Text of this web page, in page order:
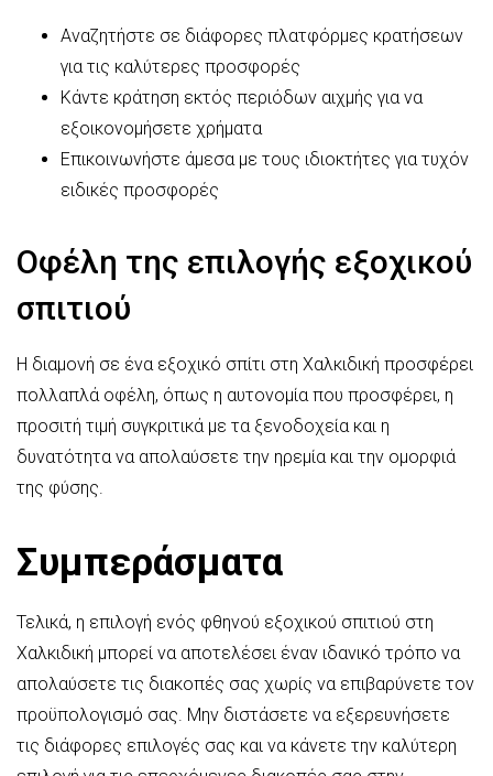
Αναζητήστε σε διάφορες πλατφόρμες κρατήσεων
για τις καλύτερες προσφορές
Κάντε κράτηση εκτός περιόδων αιχμής για να
εξοικονομήσετε χρήματα
Επικοινωνήστε άμεσα με τους ιδιοκτήτες για τυχόν
ειδικές προσφορές
Οφέλη της επιλογής εξοχικού
σπιτιού
Η διαμονή σε ένα εξοχικό σπίτι στη Χαλκιδική προσφέρει
πολλαπλά οφέλη, όπως η αυτονομία που προσφέρει, η
προσιτή τιμή συγκριτικά με τα ξενοδοχεία και η
δυνατότητα να απολαύσετε την ηρεμία και την ομορφιά
της φύσης.
Συμπεράσματα
Τελικά, η επιλογή ενός φθηνού εξοχικού σπιτιού στη
Χαλκιδική μπορεί να αποτελέσει έναν ιδανικό τρόπο να
απολαύσετε τις διακοπές σας χωρίς να επιβαρύνετε τον
προϋπολογισμό σας. Μην διστάσετε να εξερευνήσετε
τις διάφορες επιλογές σας και να κάνετε την καλύτερη